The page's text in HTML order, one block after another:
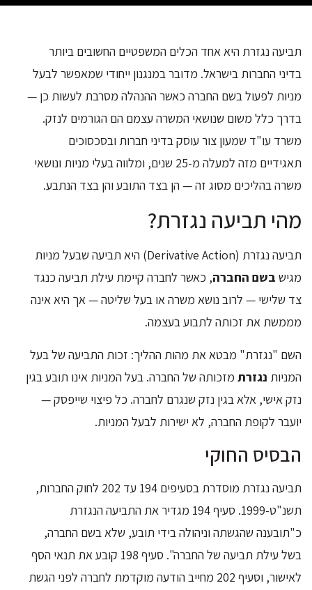
תביעה נגזרת היא אחד הכלים המשפטיים החשובים ביותר
בדיני החברות בישראל. מדובר במנגנון ייחודי שמאפשר לבעל
מניות לפעול בשם החברה כאשר ההנהלה מסרבת לעשות כן —
בדרך כלל משום שנושאי המשרה עצמם הם הגורמים לנזק.
משרד עו"ד שמעון צור עוסק בדיני חברות ובסכסוכים
תאגידיים מזה למעלה מ-25 שנים, ומלווה בעלי מניות ונושאי
משרה בהליכים מסוג זה — הן בצד התובע והן בצד הנתבע.
מהי תביעה נגזרת?
תביעה נגזרת (Derivative Action) היא תביעה שבעל מניות
מגיש בשם החברה, כאשר לחברה קיימת עילת תביעה כנגד
צד שלישי — לרוב נושא משרה או בעל שליטה — אך היא אינה
מממשת את זכותה לתבוע בעצמה.
השם "נגזרת" מבטא את מהות ההליך: זכות התביעה של בעל
המניות נגזרת מזכותה של החברה. בעל המניות אינו תובע בגין
נזק אישי, אלא בגין נזק שנגרם לחברה. כל פיצוי שייפסק —
יועבר לקופת החברה, לא ישירות לבעל המניות.
הבסיס החוקי
תביעה נגזרת מוסדרת בסעיפים 194 עד 202 לחוק החברות,
תשנ"ט-1999. סעיף 194 מגדיר את התביעה הנגזרת
כ"תובענה שהגשתה וניהולה בידי תובע, שלא בשם החברה,
בשל עילת תביעה של החברה". סעיף 198 קובע את תנאי הסף
לאישור, וסעיף 202 מחייב הודעה מוקדמת לחברה לפני הגשת